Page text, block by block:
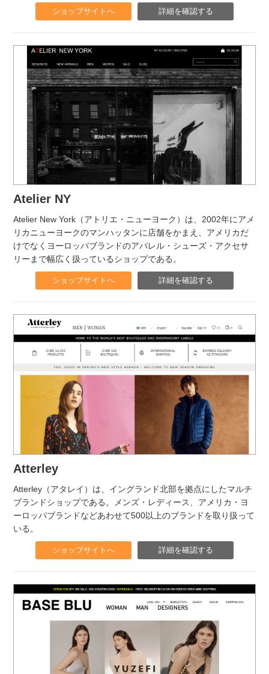
ショップサイトへ 詳細を確認する
Atelier NY
Atelier New York（アトリエ・ニューヨーク）は、2002年にアメ
リカニューヨークのマンハッタンに店舗をかまえ、アメリカだ
けでなくヨーロッパブランドのアパレル・シューズ・アクセサ
リーまで幅広く扱っているショップである。
ショップサイトへ 詳細を確認する
Atterley
Atterley（アタレイ）は、イングランド北部を拠点にしたマルチ
ブランドショップである。メンズ・レディース、アメリカ・ヨ
ーロッパブランドなどあわせて500以上のブランドを取り扱って
いる。
ショップサイトへ 詳細を確認する